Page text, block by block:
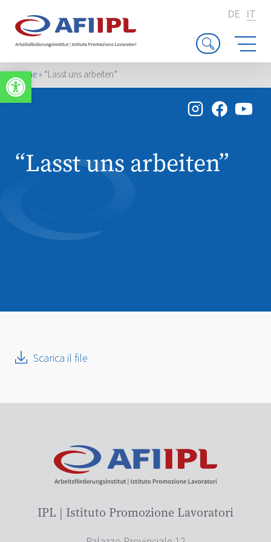
Apri la barra degli strumenti
DE IT
Home» “Lasst uns arbeiten”
“Lasst uns arbeiten”
Scarica il file
IPL | Istituto Promozione Lavoratori